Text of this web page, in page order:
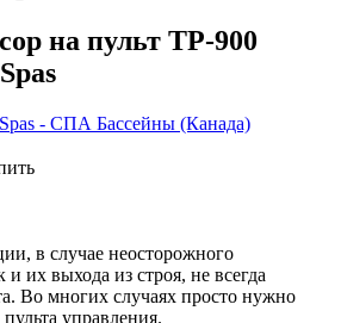
на пульт TP-900
- СПА Бассейны (Канада)
в случае неосторожного
их выхода из строя, не всегда
Во многих случаях просто нужно
управления.